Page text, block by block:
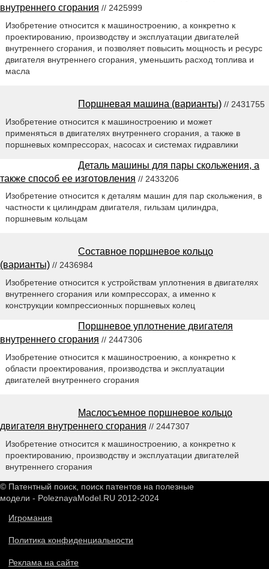
внутреннего сгорания // 2425999
Изобретение относится к машиностроению, а конкретно к
проектированию, производству и эксплуатации двигателей
внутреннего сгорания, и позволяет повысить мощность и ресурс
двигателя внутреннего сгорания, уменьшить расход топлива и
масла
Поршневая машина (варианты) // 2431755
Изобретение относится к машиностроению и может
применяться в двигателях внутреннего сгорания, а также в
поршневых компрессорах, насосах и системах гидравлики
Деталь машины для пары скольжения, а
также способ ее изготовления // 2433206
Изобретение относится к деталям машин для пар скольжения, в
частности к цилиндрам двигателя, гильзам цилиндра,
поршневым кольцам
Составное поршневое кольцо
(варианты) // 2436984
Изобретение относится к устройствам уплотнения в двигателях
внутреннего сгорания или компрессорах, а именно к
конструкции компрессионных поршневых колец
Поршневое уплотнение двигателя
внутреннего сгорания // 2447306
Изобретение относится к машиностроению, а конкретно к
области проектирования, производства и эксплуатации
двигателей внутреннего сгорания
Маслосъемное поршневое кольцо
двигателя внутреннего сгорания // 2447307
Изобретение относится к машиностроению, а конкретно к
проектированию, производству и эксплуатации двигателей
внутреннего сгорания
© Патентный поиск, поиск патентов на полезные
модели - PoleznayaModel.RU 2012-2024
Игромания
Политика конфиденциальности
Реклама на сайте